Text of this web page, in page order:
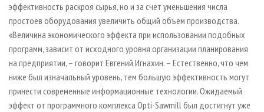
эффективность раскроя сырья, но и за счет уменьшения числа
простоев оборудования увеличить общий объем производства.
«Величина экономического эффекта при использовании подобных
программ, зависит от исходного уровня организации планирования
на предприятии, – говорит Евгений Игнахин. – Естественно, что чем
ниже был изначальный уровень, тем большую эффективность могут
принести современные информационные технологии. Ожидаемый
эффект от программного комплекса Opti-Sawmill был достигнут уже